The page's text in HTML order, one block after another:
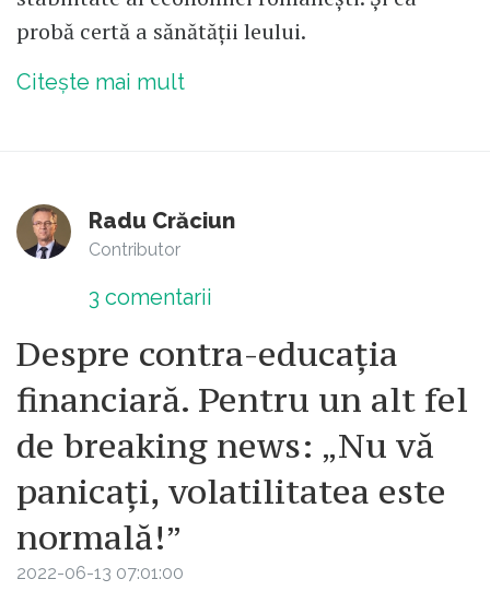
probă certă a sănătății leului.
Citește mai mult
Radu Crăciun
Contributor
3 comentarii
Despre contra-educația
financiară. Pentru un alt fel
de breaking news: „Nu vă
panicați, volatilitatea este
normală!”
2022-06-13 07:01:00